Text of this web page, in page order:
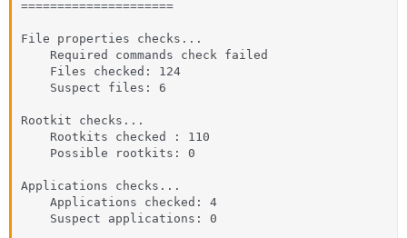
=====================
File properties checks...
    Required commands check failed
    Files checked: 124
    Suspect files: 6
Rootkit checks...
    Rootkits checked : 110
    Possible rootkits: 0
Applications checks...
    Applications checked: 4
    Suspect applications: 0